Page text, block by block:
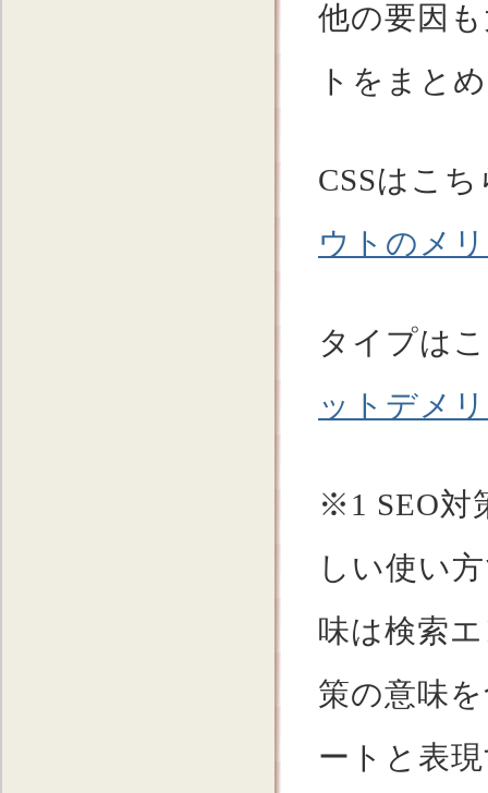
他の要因
トをまと
CSSはこ
ウトのメ
タイプは
ットデメ
※1 SEO対
しい使い
味は検索
策の意味
ートと表